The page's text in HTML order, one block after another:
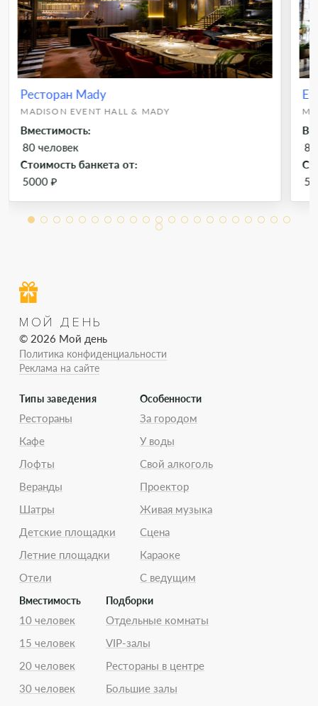
Ресторан Mady
MADISON EVENT HALL & MADY
Вместимость:
80 человек
Стоимость банкета от:
5000 ₽
МОЙ ДЕНЬ
© 2026 Мой день
Политика конфиденциальности
Реклама на сайте
Типы заведения
Рестораны
Кафе
Лофты
Веранды
Шатры
Детские площадки
Летние площадки
Отели
Особенности
За городом
У воды
Свой алкоголь
Проектор
Живая музыка
Сцена
Караоке
С ведущим
Вместимость
10 человек
15 человек
20 человек
30 человек
Подборки
Отдельные комнаты
VIP-залы
Рестораны в центре
Большие залы